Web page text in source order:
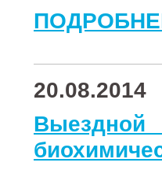
20.08.2014